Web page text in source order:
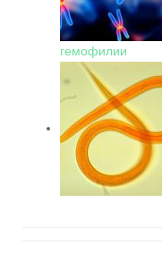
гемофилии